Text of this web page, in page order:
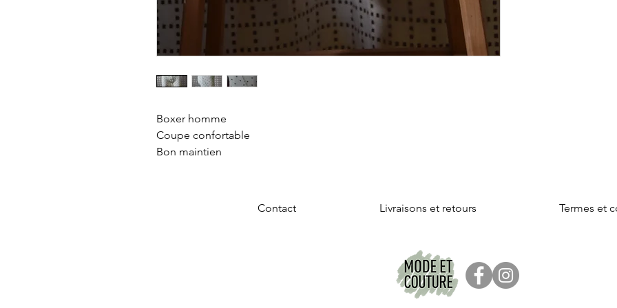
Boxer homme
Coupe confortable
Bon maintien
Contact Livraisons et retours Termes et